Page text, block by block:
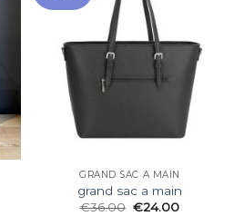
GRAND SAC A MAIN
grand sac a main
€36.00 €24.00